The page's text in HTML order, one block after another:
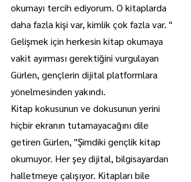
okumayı tercih ediyorum. O kitaplarda
daha fazla kişi var, kimlik çok fazla var. "
Gelişmek için herkesin kitap okumaya
vakit ayırması gerektiğini vurgulayan
Gürlen, gençlerin dijital platformlara
yönelmesinden yakındı.
Kitap kokusunun ve dokusunun yerini
hiçbir ekranın tutamayacağını dile
getiren Gürlen, "Şimdiki gençlik kitap
okumuyor. Her şey dijital, bilgisayardan
halletmeye çalışıyor. Kitapları bile